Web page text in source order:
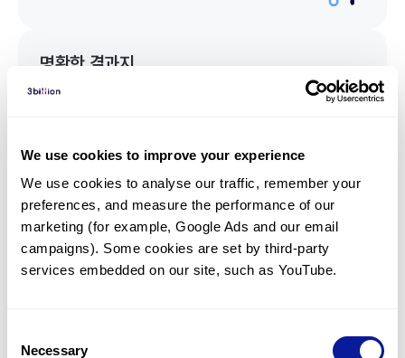
We use cookies to improve your experience
We use cookies to analyse our traffic, remember your
preferences, and measure the performance of our
marketing (for example, Google Ads and our email
campaigns). Some cookies are set by third-party
services embedded on our site, such as YouTube.
Selection
Necessary
명확한 결과지
임상유전학팀과 소통
궁금한 점을 임상유전학팀과 직접 논의 할 수 있습니다.
문의하기
미진단된 경우에 재분석을 통해 후속 케어를 받을 수 있습니다.